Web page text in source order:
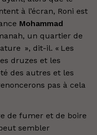
à l’écran, Roni est
Mohammad
un quartier de
», dit-il. « Les
druzes et les
des autres et les
pas à cela
de fumer et de boire
sembler